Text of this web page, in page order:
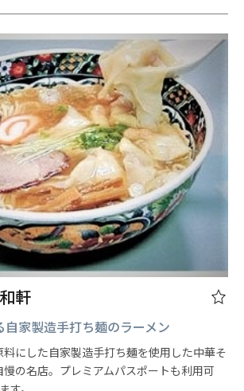
軒
家製造手打ち麺のラーメン
にした自家製造手打ち麺を使用した中華そ
の名店。プレミアムパスポートも利用可